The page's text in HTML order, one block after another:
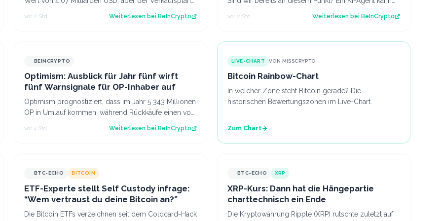
vor 2 Std. Weiterlesen bei BeInCrypto vor 2 Std. Weiterlesen bei BeInCrypto
BEINCRYPTO
Optimism: Ausblick für Jahr fünf wirft
fünf Warnsignale für OP-Inhaber auf
Optimism prognostiziert, dass im Jahr 5 343 Millionen
OP in Umlauf kommen, während Rückkäufe einen von
vor 4 Std. Weiterlesen bei BeInCrypto
LIVE-CHART VON MISSCRYPTO
Bitcoin Rainbow-Chart
In welcher Zone steht Bitcoin gerade? Die
historischen Bewertungszonen im Live-Chart.
Zum Chart
BTC-ECHO BITCOIN
ETF-Experte stellt Self Custody infrage:
“Wem vertraust du deine Bitcoin an?”
Die Bitcoin ETFs verzeichnen seit dem Coldcard-Hack
BTC-ECHO XRP
XRP-Kurs: Dann hat die Hängepartie
charttechnisch ein Ende
Die Kryptowährung Ripple (XRP) rutschte zuletzt auf